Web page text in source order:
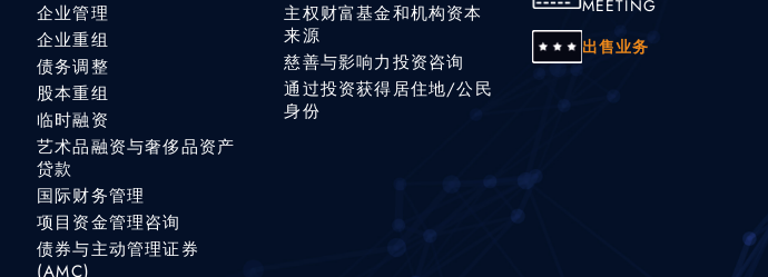
企业管理
企业重组
债务调整
股本重组
临时融资
艺术品融资与奢侈品资产
贷款
国际财务管理
项目资金管理咨询
债券与主动管理证券
(AMC)
主权财富基金和机构资本
来源
慈善与影响力投资咨询
通过投资获得居住地/公民
身份
MEETING
出售业务